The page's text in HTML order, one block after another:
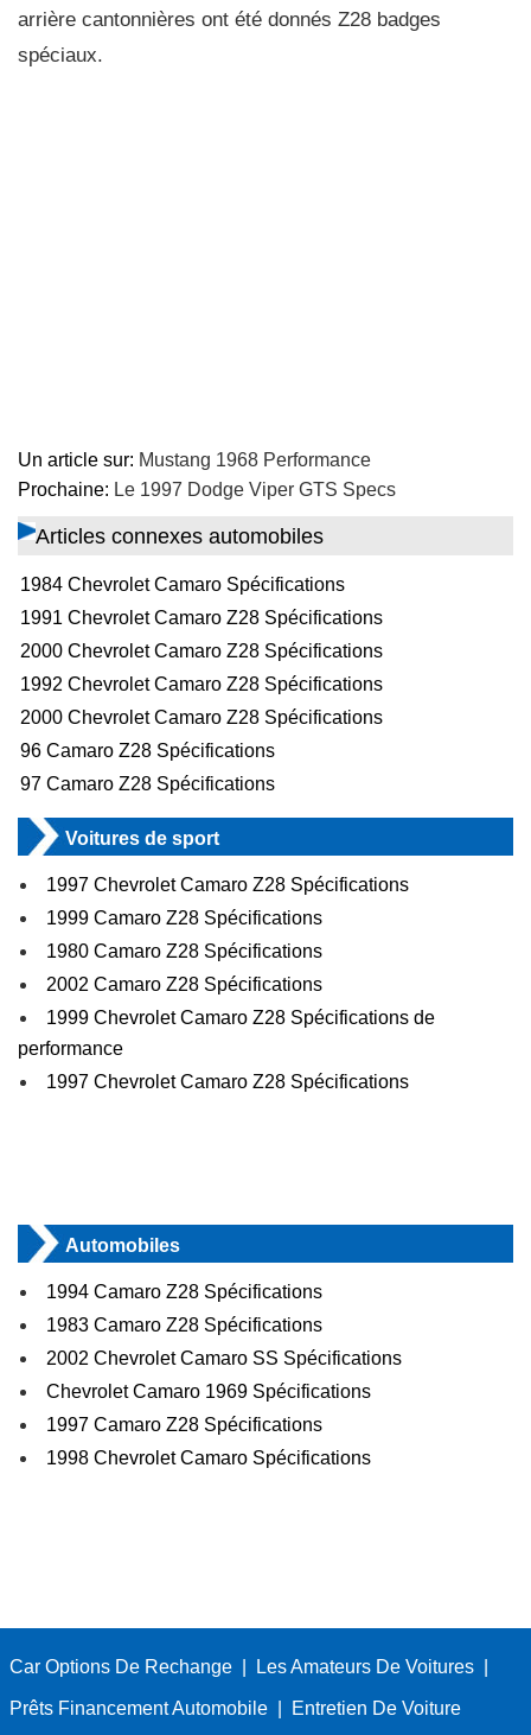
arrière cantonnières ont été donnés Z28 badges
spéciaux.
Un article sur: Mustang 1968 Performance
Prochaine: Le 1997 Dodge Viper GTS Specs
Articles connexes automobiles
1984 Chevrolet Camaro Spécifications
1991 Chevrolet Camaro Z28 Spécifications
2000 Chevrolet Camaro Z28 Spécifications
1992 Chevrolet Camaro Z28 Spécifications
2000 Chevrolet Camaro Z28 Spécifications
96 Camaro Z28 Spécifications
97 Camaro Z28 Spécifications
Voitures de sport
1997 Chevrolet Camaro Z28 Spécifications
1999 Camaro Z28 Spécifications
1980 Camaro Z28 Spécifications
2002 Camaro Z28 Spécifications
1999 Chevrolet Camaro Z28 Spécifications de
performance
1997 Chevrolet Camaro Z28 Spécifications
Automobiles
1994 Camaro Z28 Spécifications
1983 Camaro Z28 Spécifications
2002 Chevrolet Camaro SS Spécifications
Chevrolet Camaro 1969 Spécifications
1997 Camaro Z28 Spécifications
1998 Chevrolet Camaro Spécifications
Car Options De Rechange Les Amateurs De Voitures
Prêts Financement Automobile Entretien De Voiture